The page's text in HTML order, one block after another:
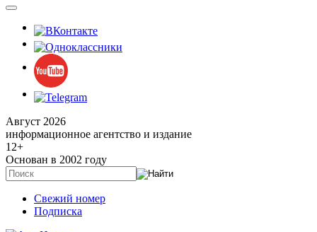
Август 2026
информационное агентство и издание
12+
Основан в 2002 году
Свежий номер
Подписка